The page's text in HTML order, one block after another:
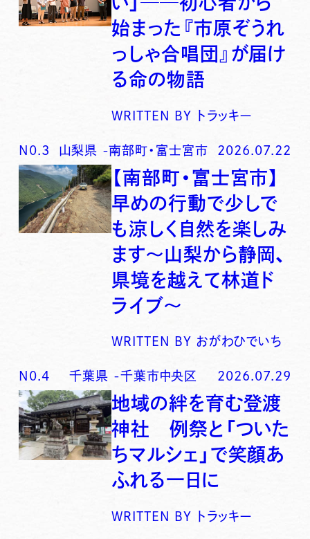
始まった『市原ぞうれ
っしゃ合唱団』が届け
る命の物語
WRITTEN BY トラッキー
N0. 3 山梨県 -南部町・富士宮市 2026.07.22
【南部町・富士宮市】
早めの行動で少しで
も涼しく自然を楽しみ
ます〜山梨から静岡、
県境を越えて林道ド
ライブ〜
WRITTEN BY おがわひでいち
N0. 4 千葉県 -千葉市中央区 2026.07.29
地域の絆を育む登渡
神社 例祭と「ついた
ちマルシェ」で笑顔あ
ふれる一日に
WRITTEN BY トラッキー